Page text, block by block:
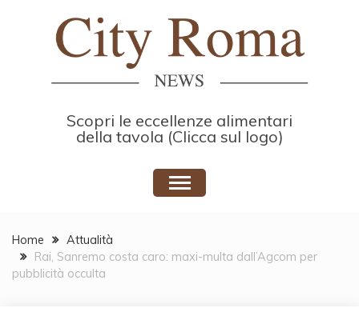
Scopri le eccellenze alimentari
della tavola (Clicca sul logo)
Home
Attualità
Rai, Sanremo costa caro: maxi-multa dall’Agcom per
pubblicità occulta